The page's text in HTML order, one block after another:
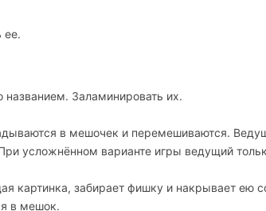
ее.
названием. Заламинировать их.
в мешочек и перемешиваются.
усложнённом варианте игры ведущий
картинка, забирает фишку и накрывает ею
в мешок.